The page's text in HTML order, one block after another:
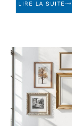
LIRE LA SUITE